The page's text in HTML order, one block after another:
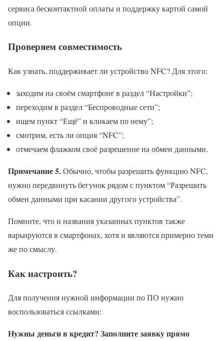
сервиса бесконтактной оплаты и поддержку картой самой
опции.
Проверяем совместимость
Как узнать, поддерживает ли устройство NFC? Для этого:
заходим на своём смартфоне в раздел “Настройки”;
переходим в раздел “Беспроводные сети”;
ищем пункт “Ещё” и кликаем по нему”;
смотрим, есть ли опция “NFC”;
отмечаем флажком своё разрешение на обмен данными.
Примечание 5.Обычно, чтобы разрешить функцию NFC,
нужно передвинуть бегунок рядом с пунктом “Разрешить
обмен данными при касании другого устройства”.
Помните, что и названия указанных пунктов также
варьируются в смартфонах, хотя и являются примерно теми
же по смыслу.
Как настроить?
Для получения нужной информации по ПО нужно
воспользоваться ссылками:
Нужны деньги в кредит? Заполните заявку прямо